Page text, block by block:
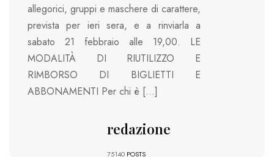
allegorici, gruppi e maschere di carattere,
prevista per ieri sera, e a rinviarla a
sabato 21 febbraio alle 19,00. LE
MODALITÀ DI RIUTILIZZO E
RIMBORSO DI BIGLIETTI E
ABBONAMENTI Per chi è […]
redazione
75140 POSTS